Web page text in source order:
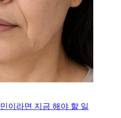
이라면 지금 해야 할 일